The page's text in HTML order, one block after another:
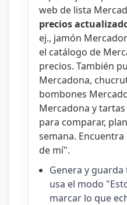
web de lista
precios
ej., jamón
el catálogo de
precios. También
Mercadona,
bombones
Mercadona ytartas
para comparar,
semana. Encuentra
de mí".
Genera y
usa el modo
marcar lo que